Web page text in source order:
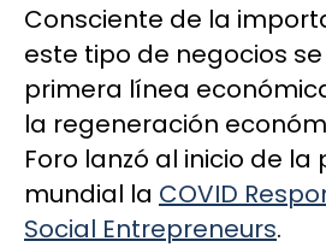
Consciente de la
este tipo de negocios
primera línea
la regeneración
Foro lanzó al inicio de
mundial la COVID
Social Entrepreneurs.